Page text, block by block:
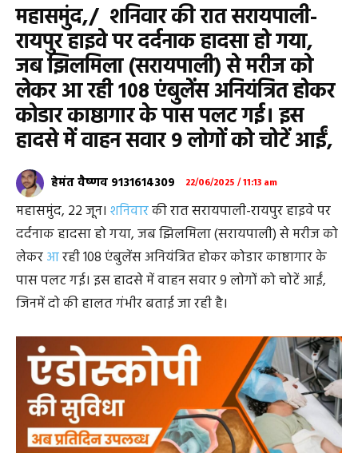
महासमुंद,/ शनिवार की रात सरायपाली-
रायपुर हाइवे पर दर्दनाक हादसा हो गया,
जब झिलमिला (सरायपाली) से मरीज को
लेकर आ रही 108 एंबुलेंस अनियंत्रित होकर
कोडार काष्ठागार के पास पलट गई। इस
हादसे में वाहन सवार 9 लोगों को चोटें आईं,
हेमंत वैष्णव 9131614309 22/06/2025 / 11:13 am
महासमुंद, 22 जून। शनिवारकी रात सरायपाली-रायपुर हाइवे पर
दर्दनाक हादसा हो गया, जब झिलमिला (सरायपाली) से मरीज को
लेकरआरही 108 एंबुलेंस अनियंत्रित होकर कोडार काष्ठागार के
पास पलट गई। इस हादसे में वाहन सवार 9 लोगों को चोटें आईं,
जिनमें दो की हालत गंभीर बताई जा रही है।